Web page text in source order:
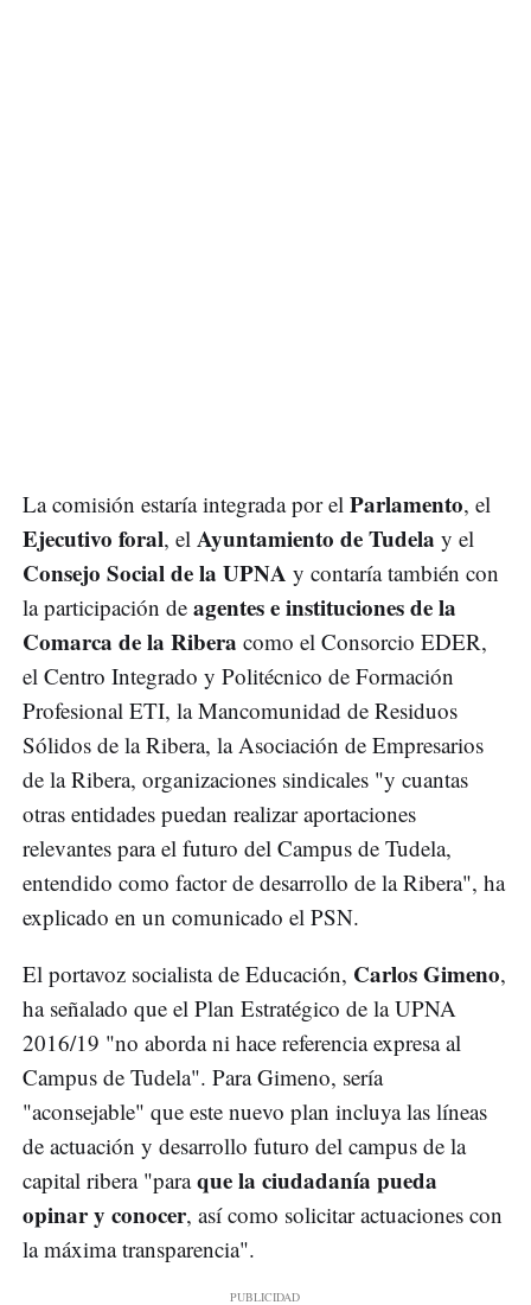
La comisión estaría integrada por el Parlamento, el
Ejecutivo foral, el Ayuntamiento de Tudela y el
Consejo Social de la UPNA y contaría también con
la participación de agentes e instituciones de la
Comarca de la Ribera como el Consorcio EDER,
el Centro Integrado y Politécnico de Formación
Profesional ETI, la Mancomunidad de Residuos
Sólidos de la Ribera, la Asociación de Empresarios
de la Ribera, organizaciones sindicales "y cuantas
otras entidades puedan realizar aportaciones
relevantes para el futuro del Campus de Tudela,
entendido como factor de desarrollo de la Ribera", ha
explicado en un comunicado el PSN.
El portavoz socialista de Educación, Carlos Gimeno,
ha señalado que el Plan Estratégico de la UPNA
2016/19 "no aborda ni hace referencia expresa al
Campus de Tudela". Para Gimeno, sería
"aconsejable" que este nuevo plan incluya las líneas
de actuación y desarrollo futuro del campus de la
capital ribera "paraque la ciudadanía pueda
opinar y conocer, así como solicitar actuaciones con
la máxima transparencia".